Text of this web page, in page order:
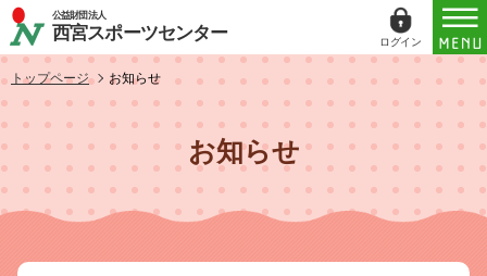
公益財団法人
西宮スポーツセンター ログイン
トップページ お知らせ
お知らせ
ログイン
ID（メールアドレス）
パスワード